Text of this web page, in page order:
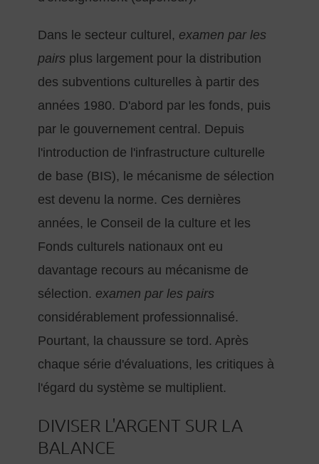
Dans le secteur culturel, examen par les
pairs plus largement pour la distribution
des subventions culturelles à partir des
années 1980. D'abord par les fonds, puis
par le gouvernement central. Depuis
l'introduction de l'infrastructure culturelle
de base (BIS), le mécanisme de sélection
est devenu la norme. Ces dernières
années, le Conseil de la culture et les
Fonds culturels nationaux ont eu
davantage recours au mécanisme de
sélection. examen par les pairs
considérablement professionnalisé.
Pourtant, la chaussure se tord. Après
chaque série d'évaluations, les critiques à
l'égard du système se multiplient.
DIVISER L'ARGENT SUR LA
BALANCE